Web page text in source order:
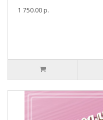
1 750.00 р.